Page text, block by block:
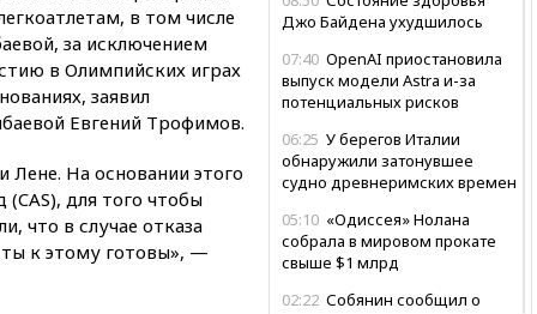
Джо Байдена ухудшилось
07:40 OpenAI приостановила
выпуск модели Astra и-за
потенциальных рисков
06:25 У берегов Италии
обнаружили затонувшее
судно древнеримских времен
05:10 «Одиссея» Нолана
собрала в мировом прокате
свыше $1 млрд
02:22 Собянин сообщил о
в том числе
за исключением
в Олимпийских играх
заявил
Евгений Трофимов.
Лене. На основании этого
(CAS), для того чтобы
что в случае отказа
к этому готовы», —